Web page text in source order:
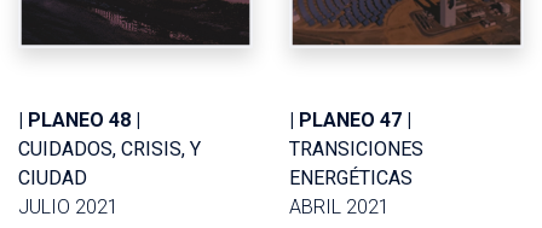
| PLANEO 48 |
CUIDADOS, CRISIS, Y
CIUDAD
JULIO 2021
| PLANEO 47 |
TRANSICIONES
ENERGÉTICAS
ABRIL 2021